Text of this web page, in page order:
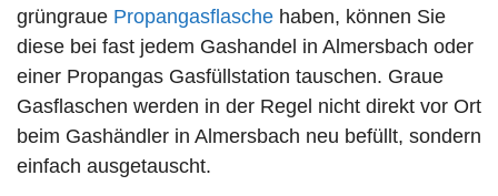
grüngraue Propangasflasche haben, können Sie
diese bei fast jedem Gashandel in Almersbach oder
einer Propangas Gasfüllstation tauschen. Graue
Gasflaschen werden in der Regel nicht direkt vor Ort
beim Gashändler in Almersbach neu befüllt, sondern
einfach ausgetauscht.